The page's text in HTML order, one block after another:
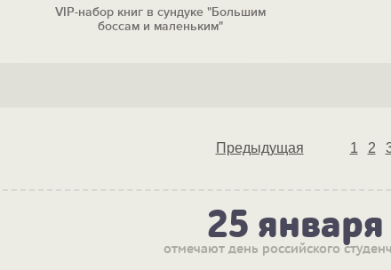
VIP-набор книг в сундуке "Большим
боссам и маленьким"
Предыдущая 1 2
25 января
отмечают день российского